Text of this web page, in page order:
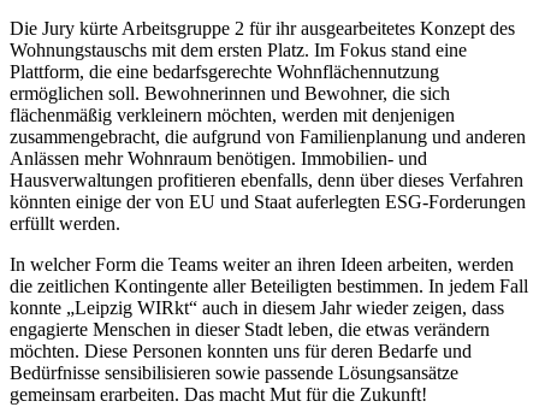
Die Jury kürte Arbeitsgruppe 2 für ihr ausgearbeitetes Konzept des
Wohnungstauschs mit dem ersten Platz. Im Fokus stand eine
Plattform, die eine bedarfsgerechte Wohnflächennutzung
ermöglichen soll. Bewohnerinnen und Bewohner, die sich
flächenmäßig verkleinern möchten, werden mit denjenigen
zusammengebracht, die aufgrund von Familienplanung und anderen
Anlässen mehr Wohnraum benötigen. Immobilien- und
Hausverwaltungen profitieren ebenfalls, denn über dieses Verfahren
könnten einige der von EU und Staat auferlegten ESG-Forderungen
erfüllt werden.
In welcher Form die Teams weiter an ihren Ideen arbeiten, werden
die zeitlichen Kontingente aller Beteiligten bestimmen. In jedem Fall
konnte „Leipzig WIRkt“ auch in diesem Jahr wieder zeigen, dass
engagierte Menschen in dieser Stadt leben, die etwas verändern
möchten. Diese Personen konnten uns für deren Bedarfe und
Bedürfnisse sensibilisieren sowie passende Lösungsansätze
gemeinsam erarbeiten. Das macht Mut für die Zukunft!